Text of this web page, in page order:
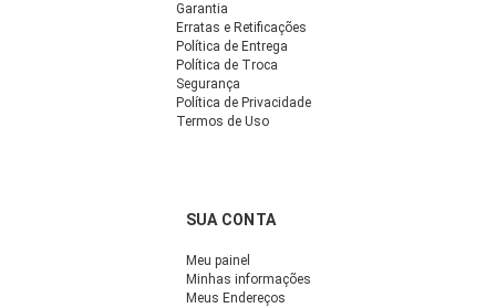
Garantia
Erratas e Retificações
Política de Entrega
Política de Troca
Segurança
Política de Privacidade
Termos de Uso
SUA CONTA
Meu painel
Minhas informações
Meus Endereços